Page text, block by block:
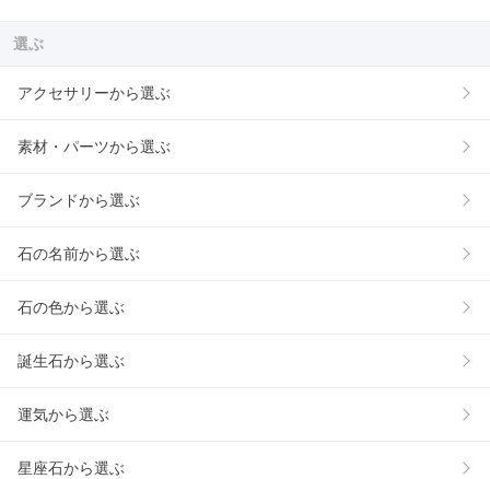
選ぶ
アクセサリーから選ぶ
素材・パーツから選ぶ
ブランドから選ぶ
石の名前から選ぶ
石の色から選ぶ
誕生石から選ぶ
運気から選ぶ
星座石から選ぶ